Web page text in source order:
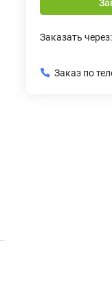
Заказать через:
Заказ по